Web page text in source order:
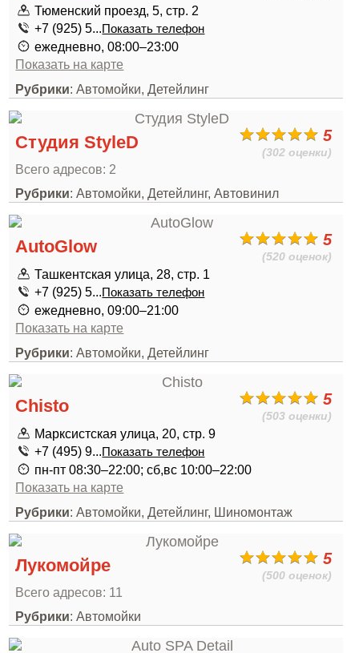
Тюменский проезд, 5, стр. 2
+7 (925) 5...Показать телефон
ежедневно, 08:00–23:00
Показать на карте
Рубрики: Автомойки, Детейлинг
5
(302 оценки)
Студия StyleD
Всего адресов: 2
Рубрики: Автомойки, Детейлинг, Автовинил
5
(520 оценок)
AutoGlow
Ташкентская улица, 28, стр. 1
+7 (925) 5...Показать телефон
ежедневно, 09:00–21:00
Показать на карте
Рубрики: Автомойки, Детейлинг
5
(503 оценки)
Chisto
Марксистская улица, 20, стр. 9
+7 (495) 9...Показать телефон
пн-пт 08:30–22:00; сб,вс 10:00–22:00
Показать на карте
Рубрики: Автомойки, Детейлинг, Шиномонтаж
5
(500 оценок)
Лукомойре
Всего адресов: 11
Рубрики: Автомойки